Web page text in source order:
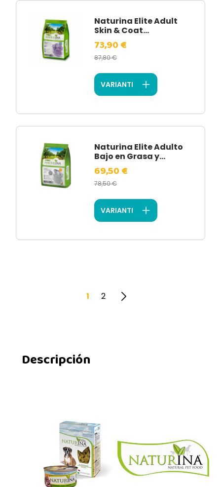
Naturina Elite Adult
Skin & Coat...
73,90 €
87,80 €
VARIANTI
Naturina Elite Adulto
Bajo en Grasa y...
69,50 €
78,50 €
VARIANTI
1 2
Descripción